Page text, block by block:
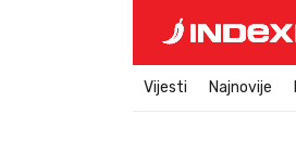
Vijesti Najnovije